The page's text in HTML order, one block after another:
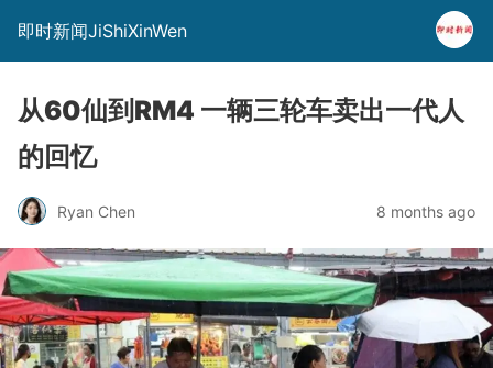
即时新闻JiShiXinWen
从60仙到RM4 一辆三轮车卖出一代人
的回忆
Ryan Chen 8 months ago